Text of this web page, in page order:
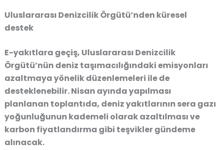
Uluslararası Denizcilik Örgütü’nden küresel
destek
E-yakıtlara geçiş, Uluslararası Denizcilik
Örgütü’nün deniz taşımacılığındaki emisyonları
azaltmaya yönelik düzenlemeleri ile de
desteklenebilir. Nisan ayında yapılması
planlanan toplantıda, deniz yakıtlarının sera gazı
yoğunluğunun kademeli olarak azaltılması ve
karbon fiyatlandırma gibi teşvikler gündeme
alınacak.